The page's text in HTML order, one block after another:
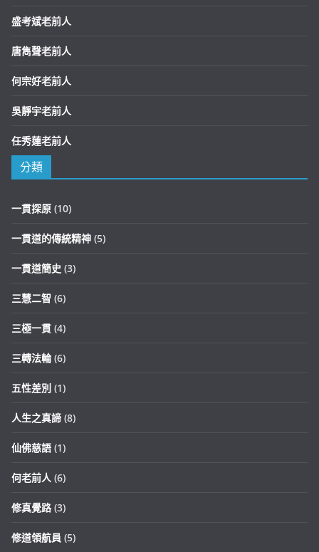
盛考斌老前人
唐雋聲老前人
何宗好老前人
吳靜宇老前人
任秀蓮老前人
分類
一貫探原 (10)
一貫道的傳統精神 (5)
一貫道簡史 (3)
三慧二智 (6)
三極一貫 (4)
三轉法輪 (6)
五性差別 (1)
人生之真諦 (8)
仙佛慈語 (1)
何老前人 (6)
修真覺路 (3)
修道領航員 (5)